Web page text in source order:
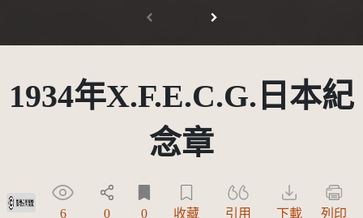
1934年X.F.E.C.G.日本紀
念章
受著作權法保護-僅限於本平台有限度公開瀏覽
6 0 0 收藏 引用 下載 列印